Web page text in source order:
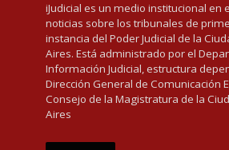
iJudicial es un medio institucional en
noticias sobre los tribunales de
instancia del Poder Judicial de la
Aires. Está administrado por el
Información Judicial, estructura
Dirección General de Comunicación
Consejo de la Magistratura de la
Aires